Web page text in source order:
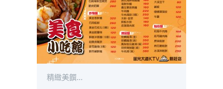
精緻美饌...